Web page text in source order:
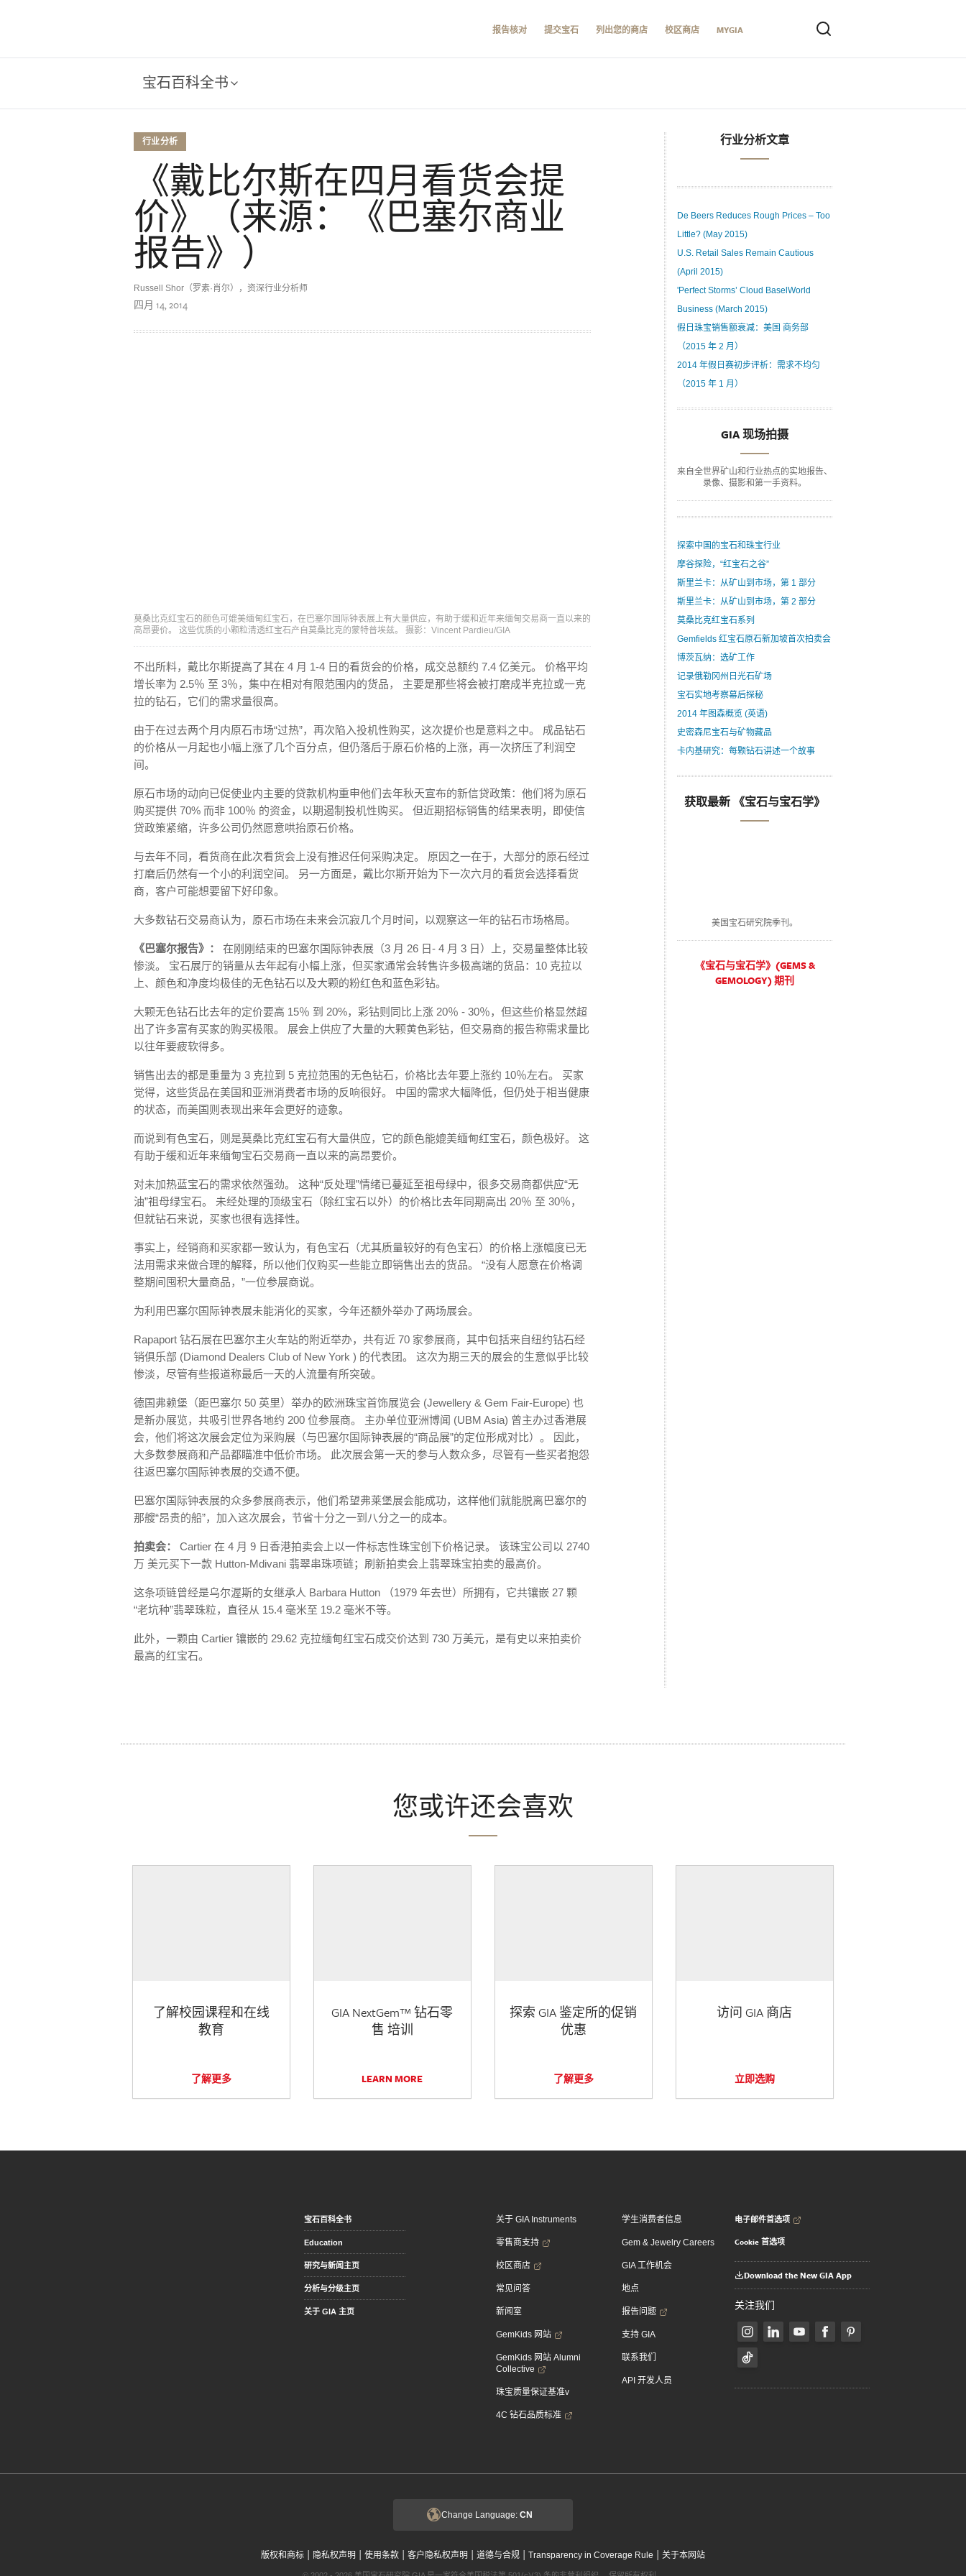
报告核对 提交宝石 列出您的商店 校区商店 MYGIA
宝石百科全书
行业分析
《戴比尔斯在四月看货会提
价》（来源：《巴塞尔商业
报告》）
Russell Shor（罗素·肖尔），资深行业分析师
四月 14, 2014
莫桑比克红宝石的颜色可媲美缅甸红宝石，在巴塞尔国际钟表展上有大量供应，有助于缓和近年来缅甸交易商一直以来的
高昂要价。 这些优质的小颗粒清透红宝石产自莫桑比克的蒙特普埃兹。 摄影：Vincent Pardieu/GIA
不出所料，戴比尔斯提高了其在 4 月 1-4 日的看货会的价格，成交总额约 7.4 亿美元。 价格平均
增长率为 2.5％ 至 3％，集中在相对有限范围内的货品， 主要是那些将会被打磨成半克拉或一克
拉的钻石，它们的需求量很高。
由于在过去两个月内原石市场“过热”，再次陷入投机性购买，这次提价也是意料之中。 成品钻石
的价格从一月起也小幅上涨了几个百分点，但仍落后于原石价格的上涨，再一次挤压了利润空
间。
原石市场的动向已促使业内主要的贷款机构重申他们去年秋天宣布的新信贷政策：他们将为原石
购买提供 70% 而非 100％ 的资金，以期遏制投机性购买。 但近期招标销售的结果表明，即使信
贷政策紧缩，许多公司仍然愿意哄抬原石价格。
与去年不同，看货商在此次看货会上没有推迟任何采购决定。 原因之一在于，大部分的原石经过
打磨后仍然有一个小的利润空间。 另一方面是，戴比尔斯开始为下一次六月的看货会选择看货
商，客户可能想要留下好印象。
大多数钻石交易商认为，原石市场在未来会沉寂几个月时间，以观察这一年的钻石市场格局。
《巴塞尔报告》：
在刚刚结束的巴塞尔国际钟表展（3 月 26 日- 4 月 3 日）上，交易量整体比较
惨淡。 宝石展厅的销量从去年起有小幅上涨，但买家通常会转售许多极高端的货品：10 克拉以
上、颜色和净度均极佳的无色钻石以及大颗的粉红色和蓝色彩钻。
大颗无色钻石比去年的定价要高 15％ 到 20%，彩钻则同比上涨 20％ - 30％，但这些价格显然超
出了许多富有买家的购买极限。 展会上供应了大量的大颗黄色彩钻，但交易商的报告称需求量比
以往年要疲软得多。
销售出去的都是重量为 3 克拉到 5 克拉范围的无色钻石，价格比去年要上涨约 10％左右。 买家
觉得，这些货品在美国和亚洲消费者市场的反响很好。 中国的需求大幅降低，但仍处于相当健康
的状态，而美国则表现出来年会更好的迹象。
而说到有色宝石，则是莫桑比克红宝石有大量供应，它的颜色能媲美缅甸红宝石，颜色极好。 这
有助于缓和近年来缅甸宝石交易商一直以来的高昂要价。
对未加热蓝宝石的需求依然强劲。 这种“反处理”情绪已蔓延至祖母绿中，很多交易商都供应“无
油”祖母绿宝石。 未经处理的顶级宝石（除红宝石以外）的价格比去年同期高出 20％ 至 30％，
但就钻石来说，买家也很有选择性。
事实上，经销商和买家都一致认为，有色宝石（尤其质量较好的有色宝石）的价格上涨幅度已无
法用需求来做合理的解释，所以他们仅购买一些能立即销售出去的货品。 “没有人愿意在价格调
整期间囤积大量商品，”一位参展商说。
为利用巴塞尔国际钟表展未能消化的买家，今年还额外举办了两场展会。
Rapaport 钻石展在巴塞尔主火车站的附近举办，共有近 70 家参展商，其中包括来自纽约钻石经
销俱乐部 (Diamond Dealers Club of New York ) 的代表团。 这次为期三天的展会的生意似乎比较
惨淡，尽管有些报道称最后一天的人流量有所突破。
德国弗赖堡（距巴塞尔 50 英里）举办的欧洲珠宝首饰展览会 (Jewellery & Gem Fair-Europe) 也
是新办展览，共吸引世界各地约 200 位参展商。 主办单位亚洲博闻 (UBM Asia) 曾主办过香港展
会，他们将这次展会定位为采购展（与巴塞尔国际钟表展的“商品展”的定位形成对比）。 因此，
大多数参展商和产品都瞄准中低价市场。 此次展会第一天的参与人数众多，尽管有一些买者抱怨
往返巴塞尔国际钟表展的交通不便。
巴塞尔国际钟表展的众多参展商表示，他们希望弗莱堡展会能成功，这样他们就能脱离巴塞尔的
那艘“昂贵的船”，加入这次展会，节省十分之一到八分之一的成本。
拍卖会：
Cartier 在 4 月 9 日香港拍卖会上以一件标志性珠宝创下价格记录。 该珠宝公司以 2740
万 美元买下一款 Hutton-Mdivani 翡翠串珠项链；刷新拍卖会上翡翠珠宝拍卖的最高价。
这条项链曾经是乌尔渥斯的女继承人 Barbara Hutton （1979 年去世）所拥有，它共镶嵌 27 颗
“老坑种”翡翠珠粒，直径从 15.4 毫米至 19.2 毫米不等。
此外，一颗由 Cartier 镶嵌的 29.62 克拉缅甸红宝石成交价达到 730 万美元，是有史以来拍卖价
最高的红宝石。
行业分析文章
De Beers Reduces Rough Prices – Too
Little? (May 2015)
U.S. Retail Sales Remain Cautious
(April 2015)
'Perfect Storms’ Cloud BaselWorld
Business (March 2015)
假日珠宝销售额衰减：美国 商务部
（2015 年 2 月）
2014 年假日赛初步评析：需求不均匀
（2015 年 1 月）
GIA 现场拍摄
来自全世界矿山和行业热点的实地报告、
录像、摄影和第一手资料。
探索中国的宝石和珠宝行业
摩谷探险，“红宝石之谷”
斯里兰卡：从矿山到市场，第 1 部分
斯里兰卡：从矿山到市场，第 2 部分
莫桑比克红宝石系列
Gemfields 红宝石原石新加坡首次拍卖会
博茨瓦纳：选矿工作
记录俄勒冈州日光石矿场
宝石实地考察幕后探秘
2014 年图森概览 (英语)
史密森尼宝石与矿物藏品
卡内基研究：每颗钻石讲述一个故事
获取最新 《宝石与宝石学》
美国宝石研究院季刊。
《宝石与宝石学》(GEMS &
GEMOLOGY) 期刊
您或许还会喜欢
了解校园课程和在线
教育
了解更多
GIA NextGem™ 钻石零
售 培训
LEARN MORE
探索 GIA 鉴定所的促销
优惠
了解更多
访问 GIA 商店
立即选购
宝石百科全书
Education
研究与新闻主页
分析与分级主页
关于 GIA 主页
关于 GIA Instruments
零售商支持
校区商店
常见问答
新闻室
GemKids 网站
GemKids 网站 Alumni
Collective
珠宝质量保证基准v
4C 钻石品质标准
学生消费者信息
Gem & Jewelry Careers
GIA 工作机会
地点
报告问题
支持 GIA
联系我们
API 开发人员
电子邮件首选项
Cookie 首选项
Download the New GIA App
关注我们
Change Language: CN
版权和商标 | 隐私权声明 | 使用条款 | 客户隐私权声明 | 道德与合规 | Transparency in Coverage Rule | 关于本网站